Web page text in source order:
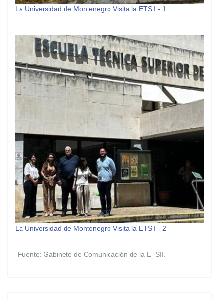
La Universidad de Montenegro Visita la ETSII - 1
La Universidad de Montenegro Visita la ETSII - 2
Fuente: Gabinete de Comunicación de la ETSII.